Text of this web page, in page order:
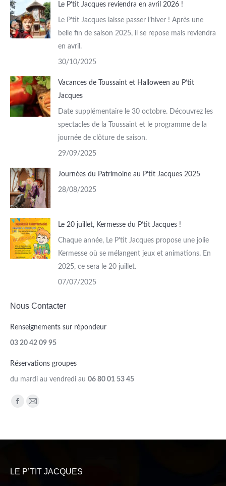
Le P’tit Jacques reviendra en avril 2026 !
Le P’tit Jacques laisse passer l’hiver ! Après une
belle fin de saison 2025, il se repose mais reviendra
en avril.
30/10/2025
Vacances de Toussaint et Halloween au P’tit
Jacques
Date supplémentaire le 30 octobre. Découvrez les
spectacles de la Toussaint et le programme de la
journée de clôture de saison.
29/09/2025
Journées du Patrimoine au P’tit Jacques 2025
28/08/2025
Le 20 juillet, Kermesse du P’tit Jacques !
Chaque année, Le P'tit Jacques propose une jolie
Kermesse où se mélangent jeux et animations. En
2025, ce sera le 20 juillet.
07/07/2025
Nous Contacter
Renseignements sur répondeur
03 20 42 09 95
Réservations groupes
du mardi au vendredi au 06 80 01 53 45
Trouvez nous sur :
windowwindow
LE P’TIT JACQUES